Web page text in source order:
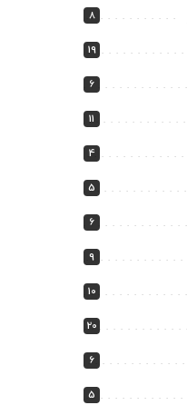
8
19
6
11
4
5
6
9
10
20
6
5